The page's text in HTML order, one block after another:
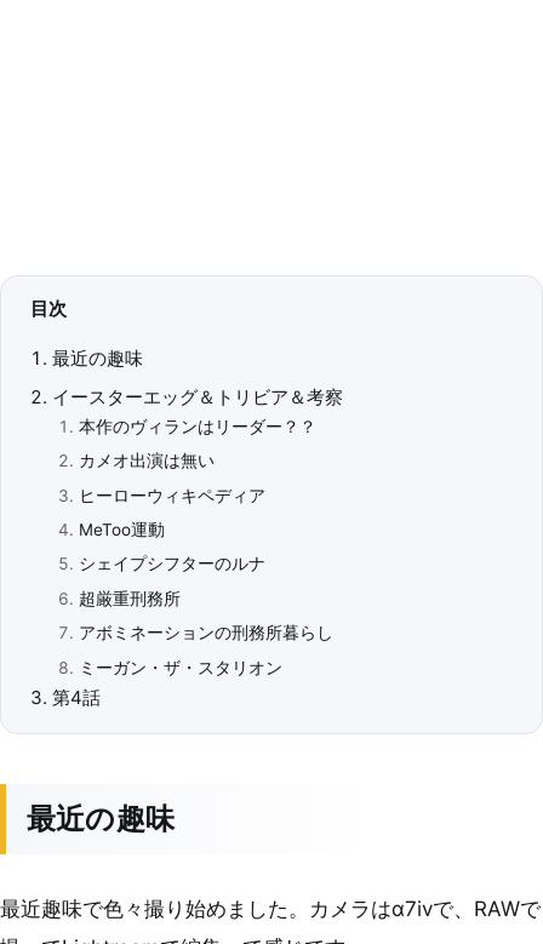
目次
最近の趣味
イースターエッグ＆トリビア＆考察
本作のヴィランはリーダー？？
カメオ出演は無い
ヒーローウィキペディア
MeToo運動
シェイプシフターのルナ
超厳重刑務所
アボミネーションの刑務所暮らし
ミーガン・ザ・スタリオン
第4話
最近の趣味
最近趣味で色々撮り始めました。カメラはα7ivで、RAWで